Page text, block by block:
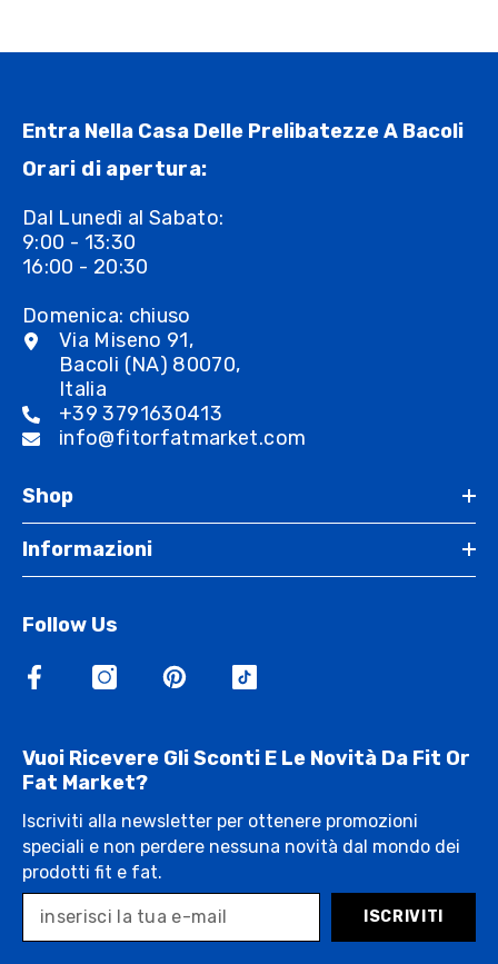
Entra Nella Casa Delle Prelibatezze A Bacoli
Orari di apertura:
Dal Lunedì al Sabato:
9:00 - 13:30
16:00 - 20:30
Domenica: chiuso
Via Miseno 91,
Bacoli (NA) 80070,
Italia
+39 3791630413
info@fitorfatmarket.com
Shop
Informazioni
Follow Us
Vuoi Ricevere Gli Sconti E Le Novità Da Fit Or
Fat Market?
Iscriviti alla newsletter per ottenere promozioni
speciali e non perdere nessuna novità dal mondo dei
prodotti fit e fat.
ISCRIVITI